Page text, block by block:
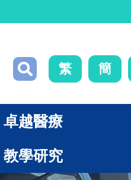
繁 簡
卓越醫療
教學研究